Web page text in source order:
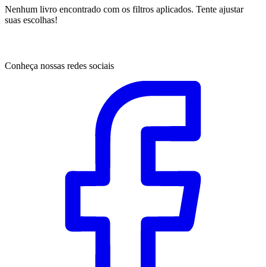
Nenhum livro encontrado com os filtros aplicados. Tente ajustar
suas escolhas!
Conheça nossas redes sociais